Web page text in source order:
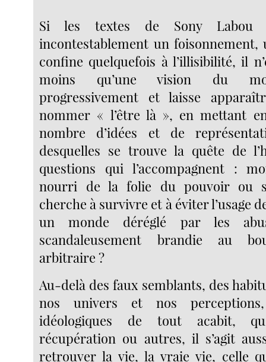
Si les textes de Sony Labou
incontestablement un foisonnement,
confine quelquefois à l’illisibilité, il
moins qu’une vision du
progressivement et laisse
nommer « l’être là », en mettant
nombre d’idées et de
desquelles se trouve la quête de
questions qui l’accompagnent :
nourri de la folie du pouvoir ou
cherche à survivre et à éviter l’usage
un monde déréglé par les
scandaleusement brandie au
arbitraire ?
Au-delà des faux semblants, des
nos univers et nos
idéologiques de tout acabit,
récupération ou autres, il s’agit
retrouver la vie, la vraie vie, celle